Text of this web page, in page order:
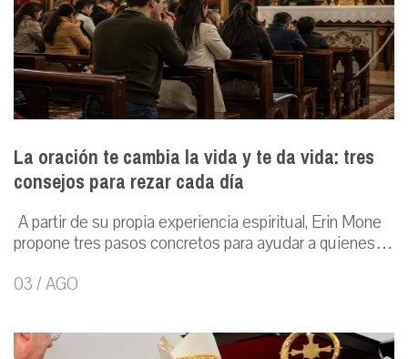
La oración te cambia la vida y te da vida: tres
consejos para rezar cada día
A partir de su propia experiencia espiritual, Erin Mone
propone tres pasos concretos para ayudar a quienes…
03 / AGO